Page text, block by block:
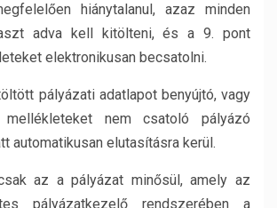
hiánytalanul, azaz minden
adva kell kitölteni, és a 9. pont
elektronikusan becsatolni.
pályázati adatlapot benyújtó, vagy
nem csatoló pályázó
automatikusan elutasításra kerül.
az a pályázat minősül, amely az
pályázatkezelő rendszerében a